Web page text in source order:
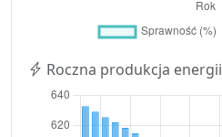
Roczna produkcja energii